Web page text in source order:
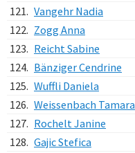
121. Vangehr Nadia
122. Zogg Anna
123. Reicht Sabine
124. Bänziger Cendrine
125. Wuffli Daniela
126. Weissenbach Tamara
127. Rochelt Janine
128. Gajic Stefica